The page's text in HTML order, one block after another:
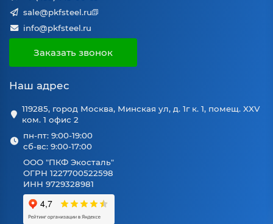
sale@pkfsteel.ru
info@pkfsteel.ru
Заказать звонок
Наш адрес
119285, город Москва, Минская ул, д. 1г к. 1, помещ. XXV
ком. 1 офис 2
пн-пт: 9:00-19:00
сб-вс: 9:00-17:00
ООО "ПКФ Экосталь"
ОГРН 1227700522598
ИНН 9729328981